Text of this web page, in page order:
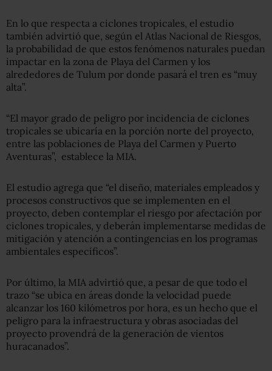
En lo que respecta a ciclones tropicales, el estudio
también advirtió que, según el Atlas Nacional de Riesgos,
la probabilidad de que estos fenómenos naturales puedan
impactar en la zona de Playa del Carmen y los
alrededores de Tulum por donde pasará el tren es “muy
alta”.
“El mayor grado de peligro por incidencia de ciclones
tropicales se ubicaría en la porción norte del proyecto,
entre las poblaciones de Playa del Carmen y Puerto
Aventuras”, establece la MIA.
El estudio agrega que “el diseño, materiales empleados y
procesos constructivos que se implementen en el
proyecto, deben contemplar el riesgo por afectación por
ciclones tropicales, y deberán implementarse medidas de
mitigación y atención a contingencias en los programas
ambientales específicos”.
Por último, la MIA advirtió que, a pesar de que todo el
trazo “se ubica en áreas donde la velocidad puede
alcanzar los 160 kilómetros por hora, es un hecho que el
peligro para la infraestructura y obras asociadas del
proyecto provendrá de la generación de vientos
huracanados”.